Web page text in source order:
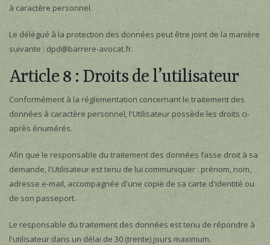
à caractère personnel.
Le délégué à la protection des données peut être joint de la manière
suivante : dpd@barrere-avocat.fr.
Article 8 : Droits de l’utilisateur
Conformément à la réglementation concernant le traitement des
données à caractère personnel, l'Utilisateur possède les droits ci-
après énumérés.
Afin que le responsable du traitement des données fasse droit à sa
demande, l'Utilisateur est tenu de lui communiquer : prénom, nom,
adresse e-mail, accompagnée d'une copie de sa carte d'identité ou
de son passeport.
Le responsable du traitement des données est tenu de répondre à
l'utilisateur dans un délai de 30 (trente) jours maximum.